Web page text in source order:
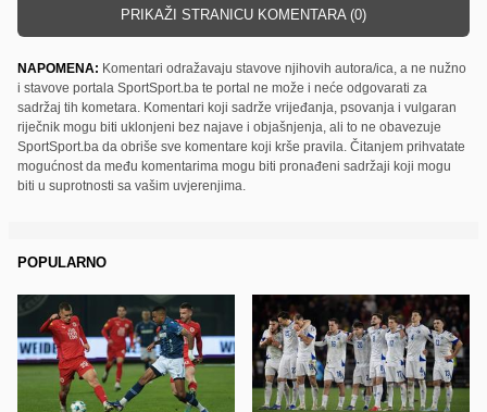
PRIKAŽI STRANICU KOMENTARA (0)
NAPOMENA: Komentari odražavaju stavove njihovih autora/ica, a ne nužno
i stavove portala SportSport.ba te portal ne može i neće odgovarati za
sadržaj tih kometara. Komentari koji sadrže vrijeđanja, psovanja i vulgaran
riječnik mogu biti uklonjeni bez najave i objašnjenja, ali to ne obavezuje
SportSport.ba da obriše sve komentare koji krše pravila. Čitanjem prihvatate
mogućnost da među komentarima mogu biti pronađeni sadržaji koji mogu
biti u suprotnosti sa vašim uvjerenjima.
POPULARNO